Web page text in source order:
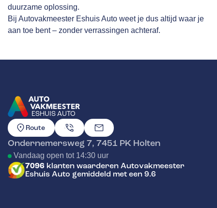
duurzame oplossing.
Bij Autovakmeester Eshuis Auto weet je dus altijd waar je
aan toe bent – zonder verrassingen achteraf.
ESHUIS AUTO
GA NAAR DE HOMEPAGINA
Route
Ondernemersweg 7, 7451 PK Holten
Vandaag open tot 14:30 uur
7096 klanten waarderen Autovakmeester
Eshuis Auto gemiddeld met een 9.6